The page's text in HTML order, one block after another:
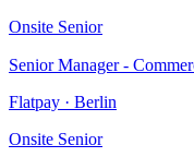
Onsite Senior
Senior Manager -
Flatpay · Berlin
Onsite Senior